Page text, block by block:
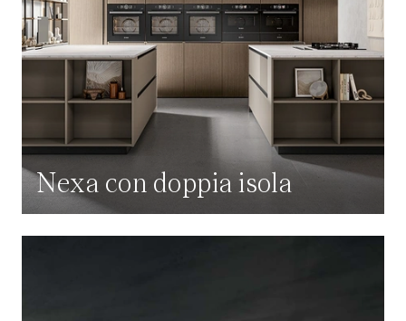
Nexa con doppia isola